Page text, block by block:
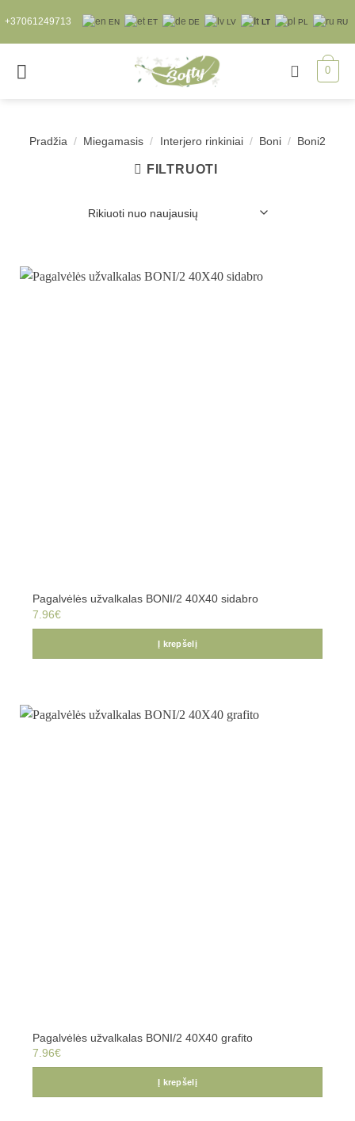
+37061249713 EN ET DE LV LT PL RU
0
Pradžia / Miegamasis / Interjero rinkiniai / Boni / Boni2
FILTRUOTI
Pagalvėlės užvalkalas BONI/2 40X40 sidabro
7.96€
Į krepšelį
Pagalvėlės užvalkalas BONI/2 40X40 grafito
7.96€
Į krepšelį